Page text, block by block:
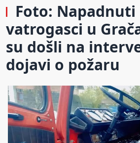
Foto: Napadnuti
vatrogasci u
su došli na
dojavi o požaru